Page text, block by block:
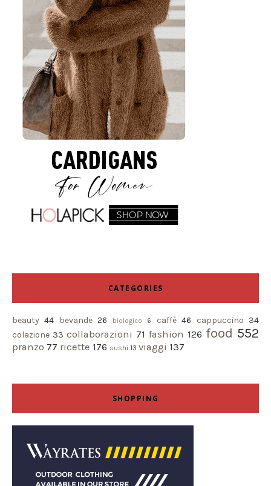
CATEGORIES
beauty 44 bevande 26 biologico 6 caffè 46 cappuccino 34
colazione 33 collaborazioni 71 fashion 126 food 552
pranzo 77 ricette 176 sushi 13 viaggi 137
SHOPPING